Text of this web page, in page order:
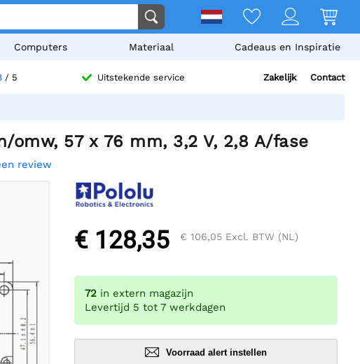
Computers Materiaal Cadeaus en Inspiratie
/ 5 Uitstekende service Zakelijk Contact
57 x 76 mm, 3,2 V, 2,8 A/fase
review
€ 128,35 € 106,05 Excl. BTW (NL)
72 in extern magazijn
Levertijd 5 tot 7 werkdagen
Voorraad alert instellen